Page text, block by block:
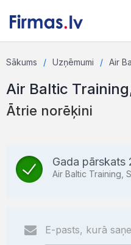
Sākums Uzņēmumi Air
Air Baltic
Ātrie norēķini
Gada pārskats
Air Baltic Training,